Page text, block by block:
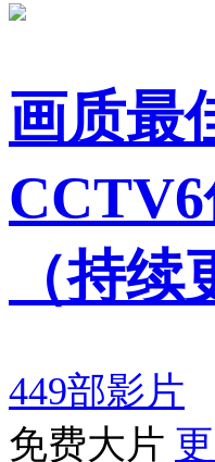
画质最
（持续
449部影片
免费大片